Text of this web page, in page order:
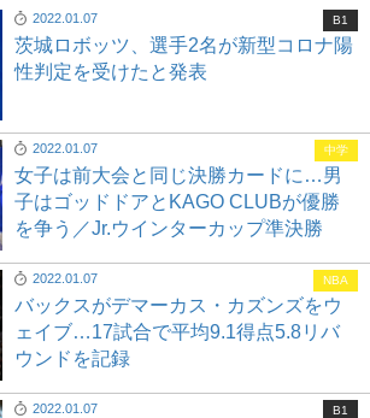
2022.01.07
茨城ロボッツ、選手2名が新型コロナ陽
性判定を受けたと発表
B1
2022.01.07
女子は前大会と同じ決勝カードに…男
子はゴッドドアとKAGO CLUBが優勝
を争う／Jr.ウインターカップ準決勝
中学
2022.01.07
バックスがデマーカス・カズンズをウ
ェイブ…17試合で平均9.1得点5.8リバ
ウンドを記録
NBA
2022.01.07 B1